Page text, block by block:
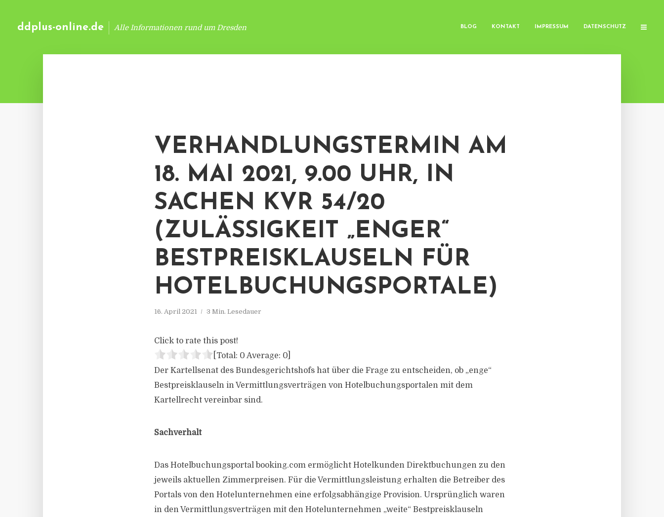
ddplus-online.de Alle Informationen rund um Dresden BLOG KONTAKT IMPRESSUM DATENSCHUTZ
VERHANDLUNGSTERMIN AM
18. MAI 2021, 9.00 UHR, IN
SACHEN KVR 54/20
(ZULÄSSIGKEIT „ENGER“
BESTPREISKLAUSELN FÜR
HOTELBUCHUNGSPORTALE)
16. April 2021 3 Min. Lesedauer
Click to rate this post!
[Total: 0 Average: 0
Der Kartellsenat des Bundesgerichtshofs hat über die Frage zu entscheiden, ob „enge“
Bestpreisklauseln in Vermittlungsverträgen von Hotelbuchungsportalen mit dem
Kartellrecht vereinbar sind.
Sachverhalt
Das Hotelbuchungsportal booking.com ermöglicht Hotelkunden Direktbuchungen zu den
jeweils aktuellen Zimmerpreisen. Für die Vermittlungsleistung erhalten die Betreiber des
Portals von den Hotelunternehmen eine erfolgsabhängige Provision. Ursprünglich waren
in den Vermittlungsverträgen mit den Hotelunternehmen „weite“ Bestpreisklauseln